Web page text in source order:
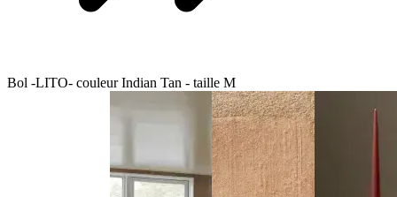
Bol -LITO- couleur Indian Tan - taille M